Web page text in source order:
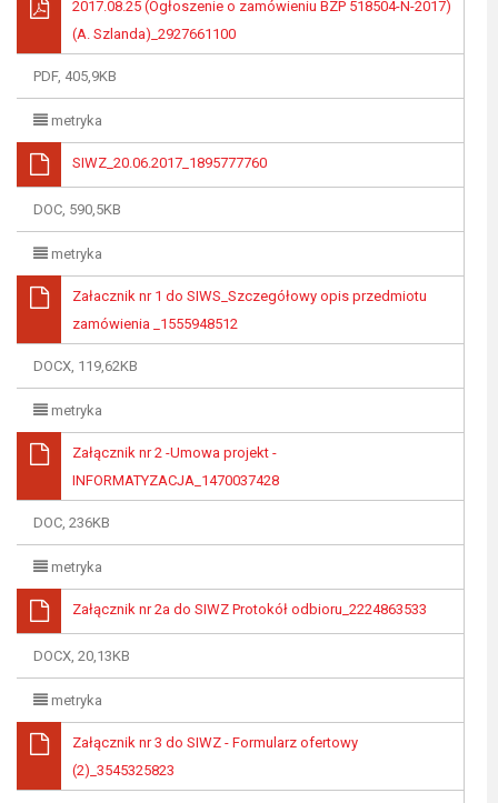
2017.08.25 (Ogłoszenie o zamówieniu BZP 518504-N-2017)
(A. Szlanda)_2927661100
PDF, 405,9KB
metryka
SIWZ_20.06.2017_1895777760
DOC, 590,5KB
metryka
Załacznik nr 1 do SIWS_Szczegółowy opis przedmiotu
zamówienia _1555948512
DOCX, 119,62KB
metryka
Załącznik nr 2 -Umowa projekt -
INFORMATYZACJA_1470037428
DOC, 236KB
metryka
Załącznik nr 2a do SIWZ Protokół odbioru_2224863533
DOCX, 20,13KB
metryka
Załącznik nr 3 do SIWZ - Formularz ofertowy
(2)_3545325823